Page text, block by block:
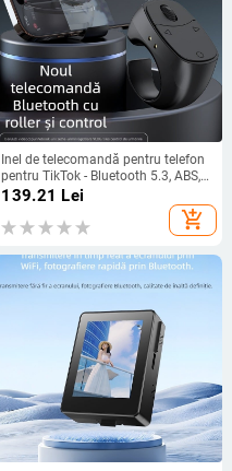
Inel de telecomandă pentru telefon
pentru TikTok - Bluetooth 5.3, ABS,
model Jx12, 57 g, zoom și selfie,
139.21 Lei
add_shopping_cart